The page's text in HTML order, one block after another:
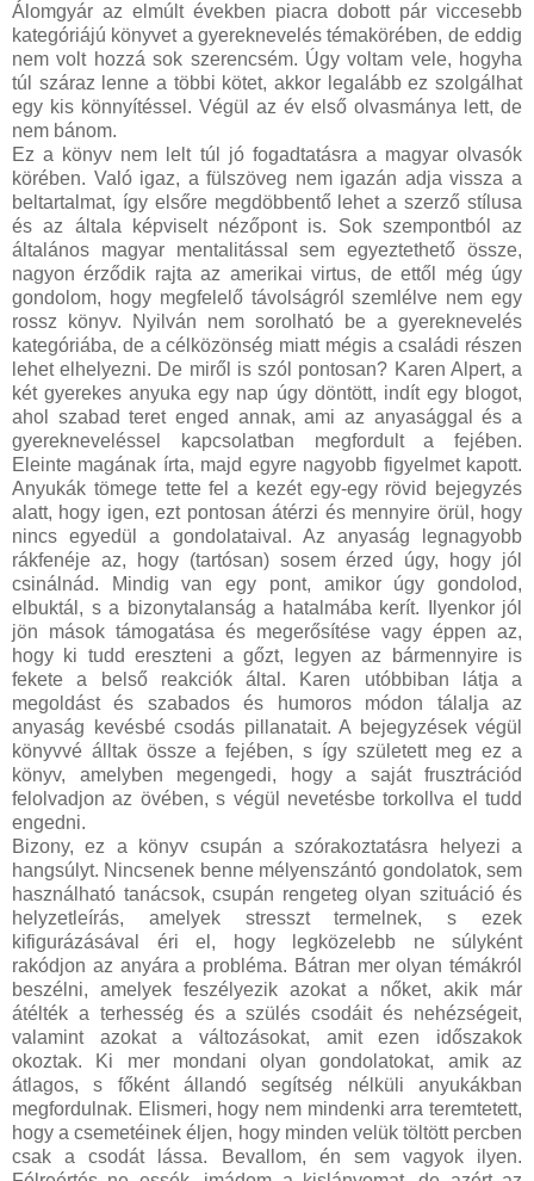
Álomgyár az elmúlt években piacra dobott pár viccesebb
kategóriájú könyvet a gyereknevelés témakörében, de eddig
nem volt hozzá sok szerencsém. Úgy voltam vele, hogyha
túl száraz lenne a többi kötet, akkor legalább ez szolgálhat
egy kis könnyítéssel. Végül az év első olvasmánya lett, de
nem bánom.
Ez a könyv nem lelt túl jó fogadtatásra a magyar olvasók
körében. Való igaz, a fülszöveg nem igazán adja vissza a
beltartalmat, így elsőre megdöbbentő lehet a szerző stílusa
és az általa képviselt nézőpont is. Sok szempontból az
általános magyar mentalitással sem egyeztethető össze,
nagyon érződik rajta az amerikai virtus, de ettől még úgy
gondolom, hogy megfelelő távolságról szemlélve nem egy
rossz könyv. Nyilván nem sorolható be a gyereknevelés
kategóriába, de a célközönség miatt mégis a családi részen
lehet elhelyezni. De miről is szól pontosan? Karen Alpert, a
két gyerekes anyuka egy nap úgy döntött, indít egy blogot,
ahol szabad teret enged annak, ami az anyasággal és a
gyerekneveléssel kapcsolatban megfordult a fejében.
Eleinte magának írta, majd egyre nagyobb figyelmet kapott.
Anyukák tömege tette fel a kezét egy-egy rövid bejegyzés
alatt, hogy igen, ezt pontosan átérzi és mennyire örül, hogy
nincs egyedül a gondolataival. Az anyaság legnagyobb
rákfenéje az, hogy (tartósan) sosem érzed úgy, hogy jól
csinálnád. Mindig van egy pont, amikor úgy gondolod,
elbuktál, s a bizonytalanság a hatalmába kerít. Ilyenkor jól
jön mások támogatása és megerősítése vagy éppen az,
hogy ki tudd ereszteni a gőzt, legyen az bármennyire is
fekete a belső reakciók által. Karen utóbbiban látja a
megoldást és szabados és humoros módon tálalja az
anyaság kevésbé csodás pillanatait. A bejegyzések végül
könyvvé álltak össze a fejében, s így született meg ez a
könyv, amelyben megengedi, hogy a saját frusztrációd
felolvadjon az övében, s végül nevetésbe torkollva el tudd
engedni.
Bizony, ez a könyv csupán a szórakoztatásra helyezi a
hangsúlyt. Nincsenek benne mélyenszántó gondolatok, sem
használható tanácsok, csupán rengeteg olyan szituáció és
helyzetleírás, amelyek stresszt termelnek, s ezek
kifigurázásával éri el, hogy legközelebb ne súlyként
rakódjon az anyára a probléma. Bátran mer olyan témákról
beszélni, amelyek feszélyezik azokat a nőket, akik már
átélték a terhesség és a szülés csodáit és nehézségeit,
valamint azokat a változásokat, amit ezen időszakok
okoztak. Ki mer mondani olyan gondolatokat, amik az
átlagos, s főként állandó segítség nélküli anyukákban
megfordulnak. Elismeri, hogy nem mindenki arra teremtetett,
hogy a csemetéinek éljen, hogy minden velük töltött percben
csak a csodát lássa. Bevallom, én sem vagyok ilyen.